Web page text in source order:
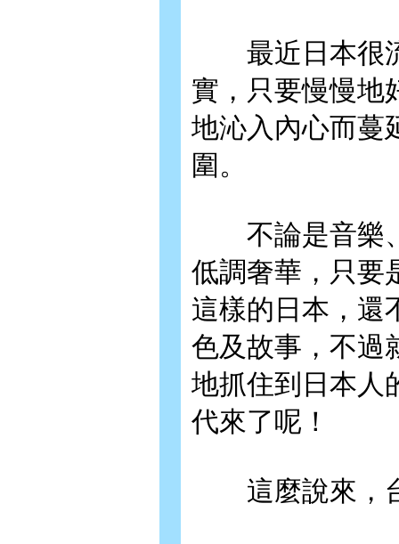
最近日本很流
實，只要慢慢地
地沁入內心而蔓
圍。
不論是音樂、
低調奢華，只要
這樣的日本，還
色及故事，不過
地抓住到日本人
代來了呢！
這麼說來，